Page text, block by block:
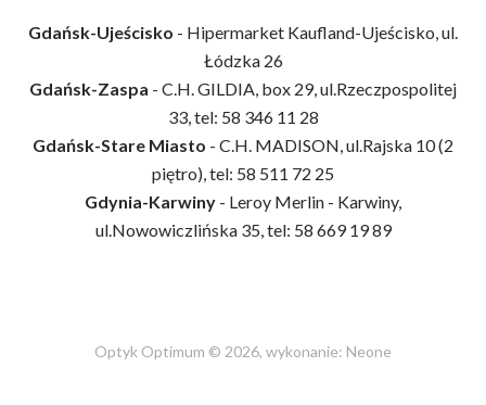
Gdańsk-Ujeścisko - Hipermarket Kaufland-Ujeścisko, ul.
Łódzka 26
Gdańsk-Zaspa - C.H. GILDIA, box 29, ul.Rzeczpospolitej
33, tel: 58 346 11 28
Gdańsk-Stare Miasto - C.H. MADISON, ul.Rajska 10 (2
piętro), tel: 58 511 72 25
Gdynia-Karwiny - Leroy Merlin - Karwiny,
ul.Nowowiczlińska 35, tel: 58 669 19 89
Optyk Optimum © 2026, wykonanie: Neone